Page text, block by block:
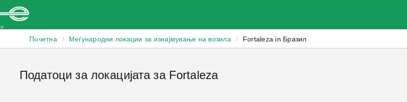
Почетна / Меѓународни локации за изнајмување на возила / Fortaleza in Бразил
Податоци за локацијата за Fortaleza